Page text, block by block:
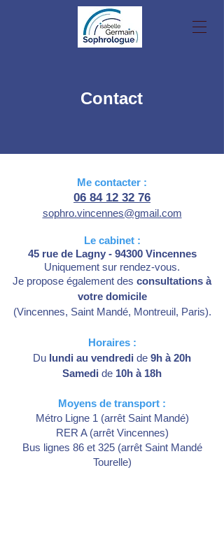
Contact
Me contacter :
06 84 12 32 76
sophro.vincennes@gmail.com
Le cabinet :
45 rue de Lagny - 94300 Vincennes
Uniquement sur rendez-vous.
Je propose également des consultations à
votre domicile
(Vincennes, Saint Mandé, Montreuil, Paris).
Horaires :
Du lundi au vendredi de 9h à 20h
Samedi de 10h à 18h
Moyens de transport :
Métro Ligne 1 (arrêt Saint Mandé)
RER A (arrêt Vincennes)
Bus lignes 86 et 325 (arrêt Saint Mandé
Tourelle)